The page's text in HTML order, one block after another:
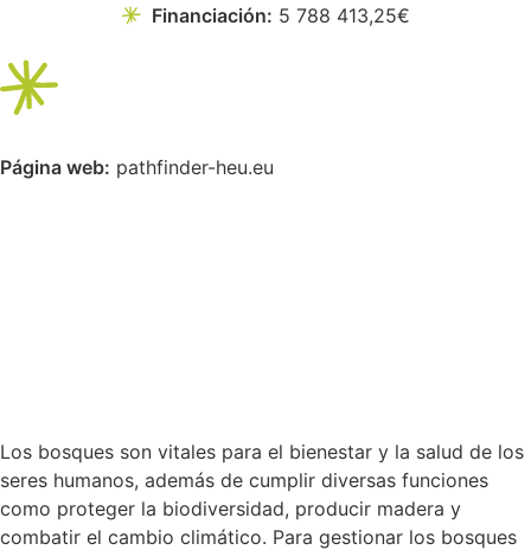
Financiación: 5 788 413,25€
Página web: pathfinder-heu.eu
Los bosques son vitales para el bienestar y la salud de los
seres humanos, además de cumplir diversas funciones
como proteger la biodiversidad, producir madera y
combatir el cambio climático. Para gestionar los bosques